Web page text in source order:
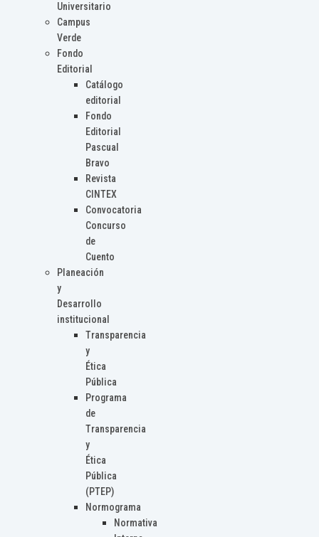
Universitario
Campus
Verde
Fondo
Editorial
Catálogo
editorial
Fondo
Editorial
Pascual
Bravo
Revista
CINTEX
Convocatoria
Concurso
de
Cuento
Planeación
y
Desarrollo
institucional
Transparencia
y
Ética
Pública
Programa
de
Transparencia
y
Ética
Pública
(PTEP)
Normograma
Normativa